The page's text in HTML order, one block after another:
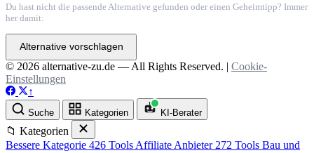
Du hast nicht die passende Alternative gefunden oder einen Geheimtipp? Immer
her damit:
Alternative vorschlagen
© 2026 alternative-zu.de — All Rights Reserved. | Cookie-
Einstellungen
↑
Suche Kategorien KI-Berater
📁 Kategorien
Bessere Kategorie 426 Tools Affiliate Anbieter 272 Tools Bau und